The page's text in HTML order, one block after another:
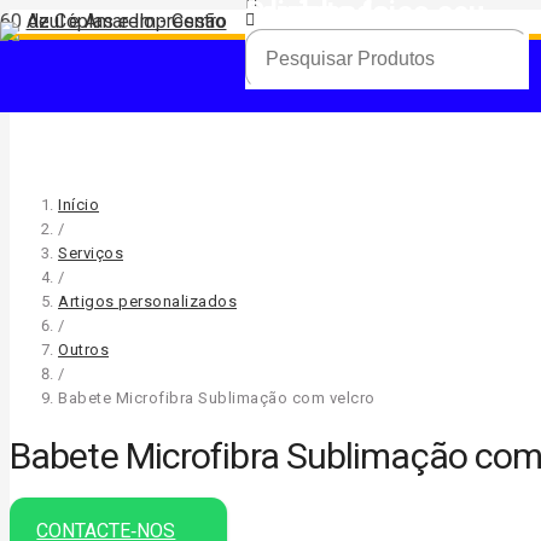
Produto
foi adicionado ao seu carrinho.
Início
/
Serviços
/
Artigos personalizados
/
Outros
/
Babete Microfibra Sublimação com velcro
Babete Microfibra Sublimação
CONTACTE‑NOS